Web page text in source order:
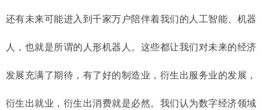
还有未来可能进入到千家万户陪伴着我们的人工智能、机器
人，也就是所谓的人形机器人。这些都让我们对未来的经济
发展充满了期待，有了好的制造业，衍生出服务业的发展，
衍生出就业，衍生出消费就是必然。我们认为数字经济领域